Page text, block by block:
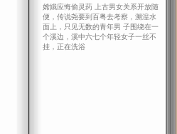
嫦娥应悔偷灵药 上古男女关系开放随
便，传说尧要到百粤去考察，溯湟水
面上，只见无数的青年男 子围绕在一
个溪边，溪中六七个年轻女子一丝不
挂，正在洗浴